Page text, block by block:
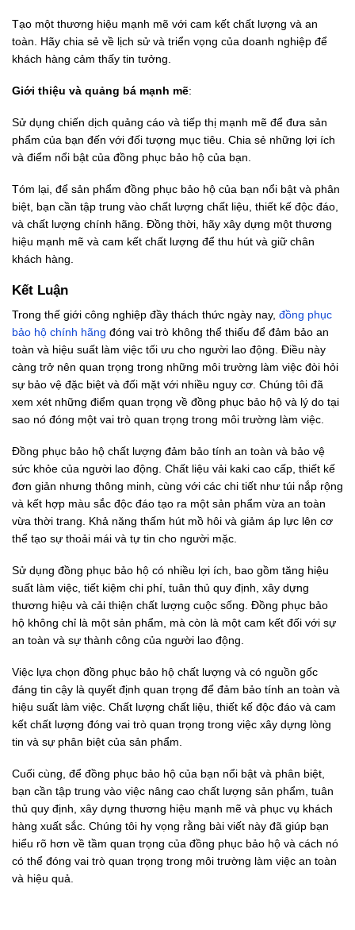
Tạo một thương hiệu mạnh mẽ với cam kết chất lượng và an
toàn. Hãy chia sẻ về lịch sử và triển vọng của doanh nghiệp để
khách hàng cảm thấy tin tưởng.
Giới thiệu và quảng bá mạnh mẽ:
Sử dụng chiến dịch quảng cáo và tiếp thị mạnh mẽ để đưa sản
phẩm của bạn đến với đối tượng mục tiêu. Chia sẻ những lợi ích
và điểm nổi bật của đồng phục bảo hộ của bạn.
Tóm lại, để sản phẩm đồng phục bảo hộ của bạn nổi bật và phân
biệt, bạn cần tập trung vào chất lượng chất liệu, thiết kế độc đáo,
và chất lượng chính hãng. Đồng thời, hãy xây dựng một thương
hiệu mạnh mẽ và cam kết chất lượng để thu hút và giữ chân
khách hàng.
Kết Luận
Trong thế giới công nghiệp đầy thách thức ngày nay, đồng phục
bảo hộ chính hãng đóng vai trò không thể thiếu để đảm bảo an
toàn và hiệu suất làm việc tối ưu cho người lao động. Điều này
càng trở nên quan trọng trong những môi trường làm việc đòi hỏi
sự bảo vệ đặc biệt và đối mặt với nhiều nguy cơ. Chúng tôi đã
xem xét những điểm quan trọng về đồng phục bảo hộ và lý do tại
sao nó đóng một vai trò quan trọng trong môi trường làm việc.
Đồng phục bảo hộ chất lượng đảm bảo tính an toàn và bảo vệ
sức khỏe của người lao động. Chất liệu vải kaki cao cấp, thiết kế
đơn giản nhưng thông minh, cùng với các chi tiết như túi nắp rộng
và kết hợp màu sắc độc đáo tạo ra một sản phẩm vừa an toàn
vừa thời trang. Khả năng thấm hút mồ hôi và giảm áp lực lên cơ
thể tạo sự thoải mái và tự tin cho người mặc.
Sử dụng đồng phục bảo hộ có nhiều lợi ích, bao gồm tăng hiệu
suất làm việc, tiết kiệm chi phí, tuân thủ quy định, xây dựng
thương hiệu và cải thiện chất lượng cuộc sống. Đồng phục bảo
hộ không chỉ là một sản phẩm, mà còn là một cam kết đối với sự
an toàn và sự thành công của người lao động.
Việc lựa chọn đồng phục bảo hộ chất lượng và có nguồn gốc
đáng tin cậy là quyết định quan trọng để đảm bảo tính an toàn và
hiệu suất làm việc. Chất lượng chất liệu, thiết kế độc đáo và cam
kết chất lượng đóng vai trò quan trọng trong việc xây dựng lòng
tin và sự phân biệt của sản phẩm.
Cuối cùng, để đồng phục bảo hộ của bạn nổi bật và phân biệt,
bạn cần tập trung vào việc nâng cao chất lượng sản phẩm, tuân
thủ quy định, xây dựng thương hiệu mạnh mẽ và phục vụ khách
hàng xuất sắc. Chúng tôi hy vọng rằng bài viết này đã giúp bạn
hiểu rõ hơn về tầm quan trọng của đồng phục bảo hộ và cách nó
có thể đóng vai trò quan trọng trong môi trường làm việc an toàn
và hiệu quả.